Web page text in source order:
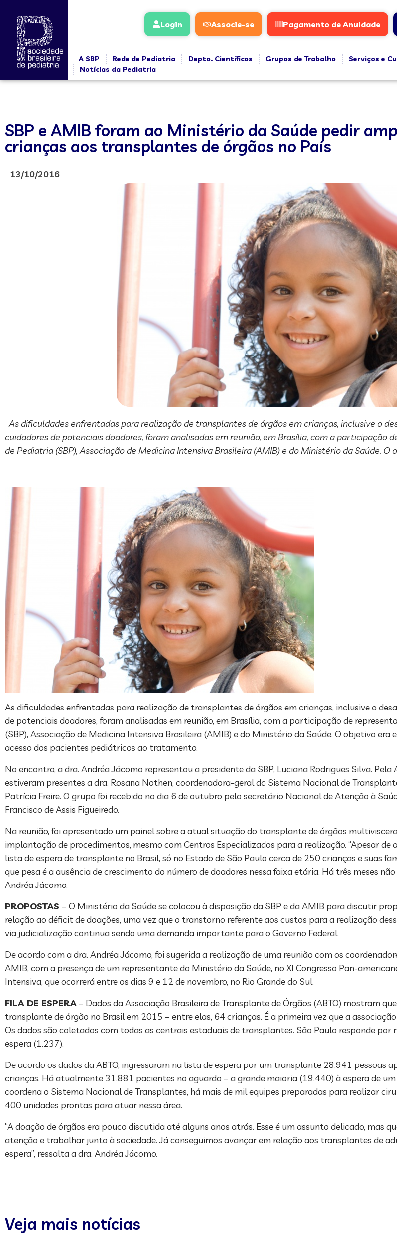
Login Associe-se Pagamento de Anuidade
A SBP Rede de Pediatria Depto. Científicos Grupos de Trabalho Serviços e
Notícias da Pediatria
SBP e AMIB foram ao Ministério da Saúde pedir
crianças aos transplantes de órgãos no País
13/10/2016
As dificuldades enfrentadas para realização de transplantes de órgãos em crianças, inclusive o
cuidadores de potenciais doadores, foram analisadas em reunião, em Brasília, com a participação
de Pediatria (SBP), Associação de Medicina Intensiva Brasileira (AMIB) e do Ministério da Saúde. O
As dificuldades enfrentadas para realização de transplantes de órgãos em crianças, inclusive o
de potenciais doadores, foram analisadas em reunião, em Brasília, com a participação de
(SBP), Associação de Medicina Intensiva Brasileira (AMIB) e do Ministério da Saúde. O objetivo
acesso dos pacientes pediátricos ao tratamento.
No encontro, a dra. Andréa Jácomo representou a presidente da SBP, Luciana Rodrigues Silva.
estiveram presentes a dra. Rosana Nothen, coordenadora-geral do Sistema Nacional de
Patrícia Freire. O grupo foi recebido no dia 6 de outubro pelo secretário Nacional de Atenção à
Francisco de Assis Figueiredo.
Na reunião, foi apresentado um painel sobre a atual situação do transplante de órgãos
implantação de procedimentos, mesmo com Centros Especializados para a realização. “Apesar
lista de espera de transplante no Brasil, só no Estado de São Paulo cerca de 250 crianças e suas
que pesa é a ausência de crescimento do número de doadores nessa faixa etária. Há três meses
Andréa Jácomo.
PROPOSTAS – O Ministério da Saúde se colocou à disposição da SBP e da AMIB para discutir
relação ao déficit de doações, uma vez que o transtorno referente aos custos para a realização
via judicialização continua sendo uma demanda importante para o Governo Federal.
De acordo com a dra. Andréa Jácomo, foi sugerida a realização de uma reunião com os
AMIB, com a presença de um representante do Ministério da Saúde, no XI Congresso Pan-
Intensiva, que ocorrerá entre os dias 9 e 12 de novembro, no Rio Grande do Sul.
FILA DE ESPERA – Dados da Associação Brasileira de Transplante de Órgãos (ABTO) mostram
transplante de órgão no Brasil em 2015 – entre elas, 64 crianças. É a primeira vez que a
Os dados são coletados com todas as centrais estaduais de transplantes. São Paulo responde
espera (1.237).
De acordo os dados da ABTO, ingressaram na lista de espera por um transplante 28.941 pessoas
crianças. Há atualmente 31.881 pacientes no aguardo – a grande maioria (19.440) à espera de
coordena o Sistema Nacional de Transplantes, há mais de mil equipes preparadas para realizar
400 unidades prontas para atuar nessa área.
“A doação de órgãos era pouco discutida até alguns anos atrás. Esse é um assunto delicado, mas
atenção e trabalhar junto à sociedade. Já conseguimos avançar em relação aos transplantes de
espera”, ressalta a dra. Andréa Jácomo.
Veja mais notícias